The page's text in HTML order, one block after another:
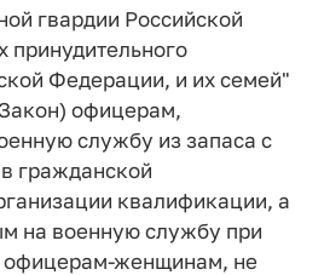
гвардии Российской
принудительного
Федерации, и их семей"
офицерам,
службу из запаса с
гражданской
квалификации, а
на военную службу при
офицерам-женщинам, не